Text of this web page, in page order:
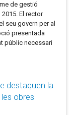
de gestió
El rector
seu govern per al
presentada
públic necessari
destaquen la
obres